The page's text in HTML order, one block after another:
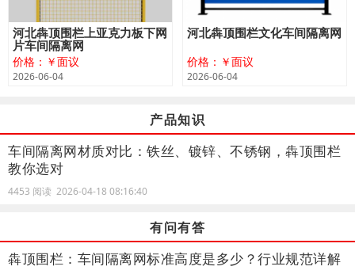
河北犇顶围栏上亚克力板下网
片车间隔离网
价格：￥面议
2026-06-04
河北犇顶围栏文化车间隔离网
价格：￥面议
2026-06-04
产品知识
车间隔离网材质对比：铁丝、镀锌、不锈钢，犇顶围栏
教你选对
4453 阅读 2026-04-18 08:16:40
有问有答
犇顶围栏：车间隔离网标准高度是多少？行业规范详解